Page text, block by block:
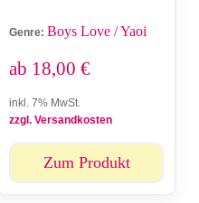
Genre: Boys Love / Yaoi
ab 18,00 €
inkl. 7% MwSt.
zzgl. Versandkosten
Zum Produkt